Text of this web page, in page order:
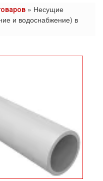
» Несущие
и водоснабжение) в